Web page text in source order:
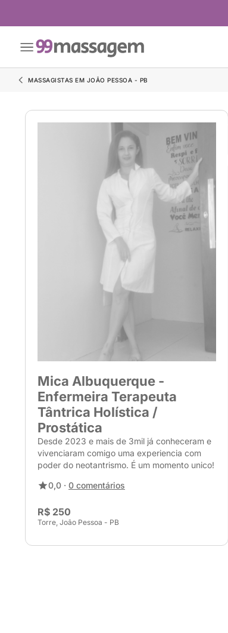
MASSAGISTAS EM JOÃO PESSOA - PB
Mica Albuquerque -
Enfermeira Terapeuta
Tântrica Holística /
Prostática
Desde 2023 e mais de 3mil já conheceram e
vivenciaram comigo uma experiencia com
poder do neotantrismo. É um momento unico!
0,0 · 0 comentários
R$ 250
Torre, João Pessoa - PB